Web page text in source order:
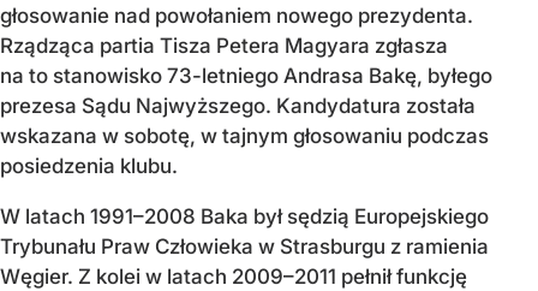
głosowanie nad powołaniem nowego prezydenta.
Rządząca partia Tisza Petera Magyara zgłasza
na to stanowisko 73-letniego Andrasa Bakę, byłego
prezesa Sądu Najwyższego. Kandydatura została
wskazana w sobotę, w tajnym głosowaniu podczas
posiedzenia klubu.
W latach 1991–2008 Baka był sędzią Europejskiego
Trybunału Praw Człowieka w Strasburgu z ramienia
Węgier. Z kolei w latach 2009–2011 pełnił funkcję